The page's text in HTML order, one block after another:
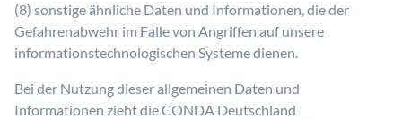
(8) sonstige ähnliche Daten und Informationen, die der
Gefahrenabwehr im Falle von Angriffen auf unsere
informationstechnologischen Systeme dienen.
Bei der Nutzung dieser allgemeinen Daten und
Informationen zieht die CONDA Deutschland